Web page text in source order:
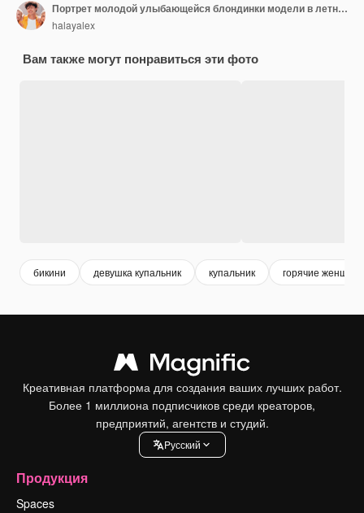
Портрет молодой улыбающейся блондинки модели в летнем купальнике красочный купальный костюм Сексуальная беззаботная женщина веселится и сходит с ума Женщина позирует возле розовой стены в студии Веселая и счастливая
halayalex
Вам также могут понравиться эти фото
бикини девушка купальник купальник горячие
Креативная платформа для создания ваших лучших работ.
Более 1 миллиона подписчиков среди креаторов,
предприятий, агентств и студий.
Pусский
Продукция
Spaces